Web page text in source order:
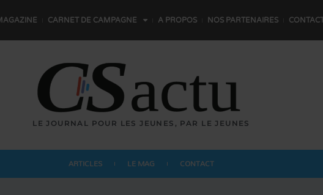
CARNET DE CAMPAGNE A PROPOS NOS PARTENAIRES
LE JOURNAL POUR LES JEUNES, PAR LES JEUNES
ARTICLES LE MAG CONTACT